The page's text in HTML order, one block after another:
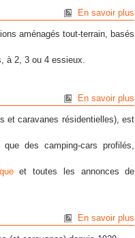
En savoir plus
aménagés tout-terrain, basés
à 2, 3 ou 4 essieux.
En savoir plus
et caravanes résidentielles), est
des camping-cars profilés,
et toutes les annonces de
En savoir plus